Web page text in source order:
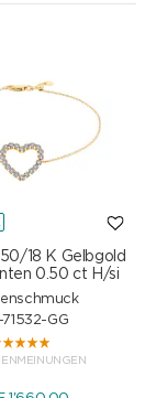
18 K Gelbgold
0.50 ct H/si
GG